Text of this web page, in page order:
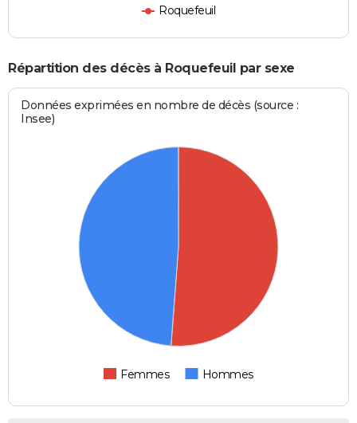
Roquefeuil
Répartition des décès à Roquefeuil par sexe
Données exprimées en nombre de décès (source :
Insee)
Femmes Hommes